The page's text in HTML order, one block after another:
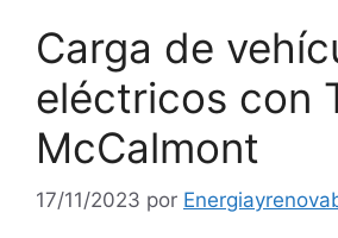
Carga de
eléctricos con
McCalmont
17/11/2023 por